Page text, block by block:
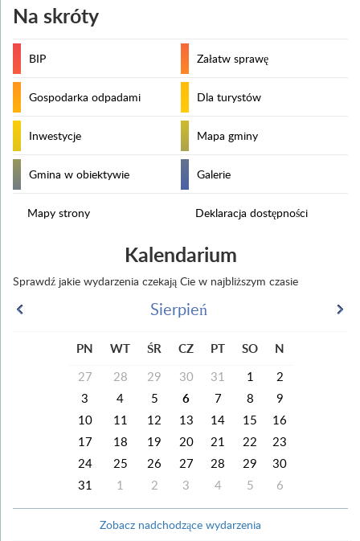
Na skróty
BIP Załatw sprawę
Gospodarka odpadami Dla turystów
Inwestycje Mapa gminy
Gmina w obiektywie Galerie
Mapy strony Deklaracja dostępności
Kalendarium
Sprawdź jakie wydarzenia czekają Cie w najbliższym czasie
Sierpień
PN WT ŚR CZ PT SO N
27 28 29 30 31 1
2
3
4 5 6 7 8
9
10
11 12 13 14 15
16
17
18 19 20 21 22
23
24
25 26 27 28 29
30
31
1 2 3 4 5 6
Zobacz nadchodzące wydarzenia